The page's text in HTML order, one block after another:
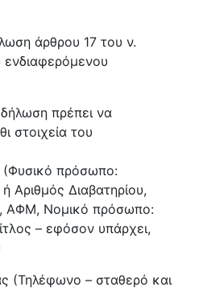
άρθρου 17 του ν.
πρέπει να
στοιχεία του
(Φυσικό πρόσωπο:
Διαβατηρίου,
ΑΦΜ, Νομικό πρόσωπο:
– εφόσον υπάρχει,
(Τηλέφωνο – σταθερό και